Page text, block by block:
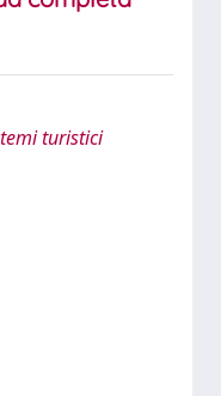
turistici